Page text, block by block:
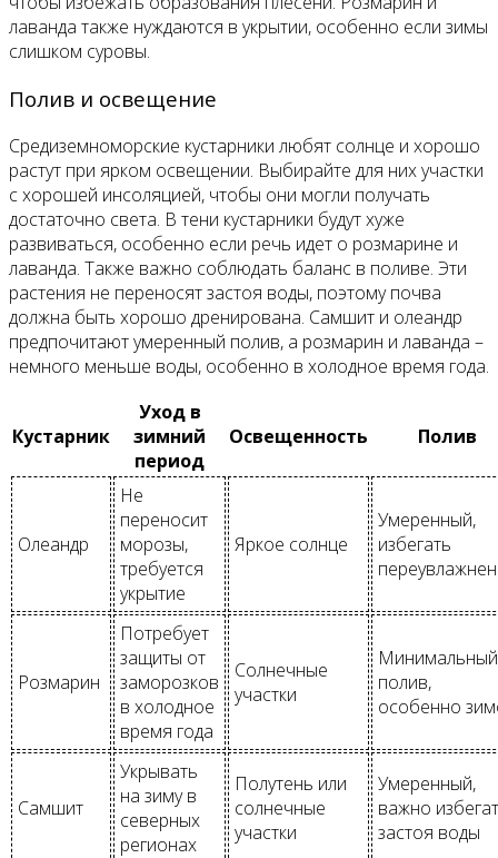
лаванда также нуждаются в укрытии, особенно если зимы
слишком суровы.
Полив и освещение
Средиземноморские кустарники любят солнце и хорошо
растут при ярком освещении. Выбирайте для них участки
с хорошей инсоляцией, чтобы они могли получать
достаточно света. В тени кустарники будут хуже
развиваться, особенно если речь идет о розмарине и
лаванда. Также важно соблюдать баланс в поливе. Эти
растения не переносят застоя воды, поэтому почва
должна быть хорошо дренирована. Самшит и олеандр
предпочитают умеренный полив, а розмарин и лаванда –
немного меньше воды, особенно в холодное время года.
Кустарник
Уход в
зимний
период
Освещенность Полив
Олеандр
Не
переносит
морозы,
требуется
укрытие
Яркое солнце
Умеренный,
избегать
Розмарин
Потребует
защиты от
заморозков
в холодное
время года
Солнечные
участки
Минимальный
полив,
особенно
Самшит
Укрывать
на зиму в
северных
регионах
Полутень или
солнечные
участки
Умеренный,
важно
застоя воды